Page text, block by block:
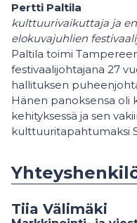
Pertti Paltila
kulttuurivaikuttaja ja
elokuvajuhlien
Paltila toimi
festivaalijohtajana 27
hallituksen
Hänen panoksensa oli
kehityksessä ja sen
kulttuuritapahtumaksi
Tiia Välimäki